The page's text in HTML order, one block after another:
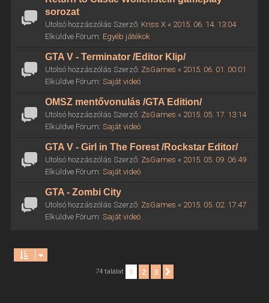
sorozat
Utolsó hozzászólás Szerző: Kriss X« 2015. 06. 14. 13:04
Elküldve Fórum: Egyéb játékok
GTA V - Terminator /Editor Klip/
Utolsó hozzászólás Szerző: ZsGames « 2015. 06. 01. 00:01
Elküldve Fórum: Saját videó
OMSZ mentővonulás /GTA Edition/
Utolsó hozzászólás Szerző: ZsGames « 2015. 05. 17. 13:14
Elküldve Fórum: Saját videó
GTA V - Girl in The Forest /Rockstar Editor/
Utolsó hozzászólás Szerző: ZsGames « 2015. 05. 09. 06:49
Elküldve Fórum: Saját videó
GTA - Zombi City
Utolsó hozzászólás Szerző: ZsGames « 2015. 05. 02. 17:47
Elküldve Fórum: Saját videó
74 találat 1 2 3